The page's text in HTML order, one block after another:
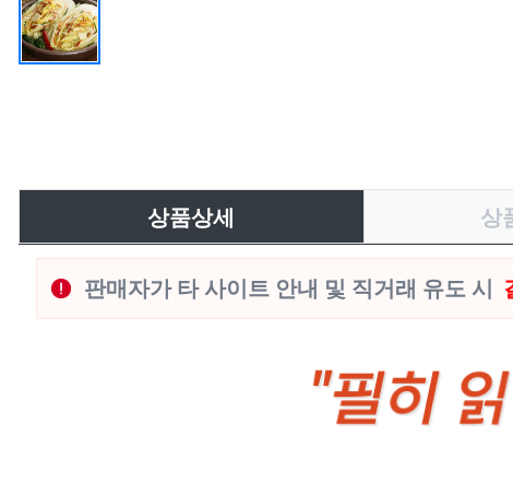
상품상세 상
판매자가 타 사이트 안내 및 직거래 유도 시